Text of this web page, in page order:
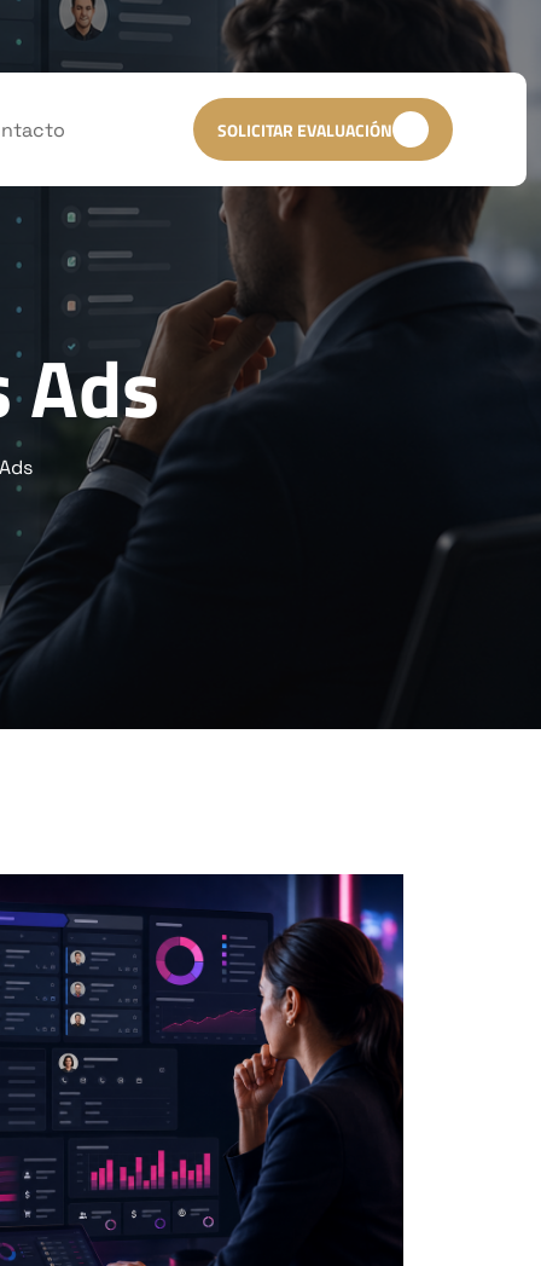
SOLICITAR EVALUACIÓN
Ads